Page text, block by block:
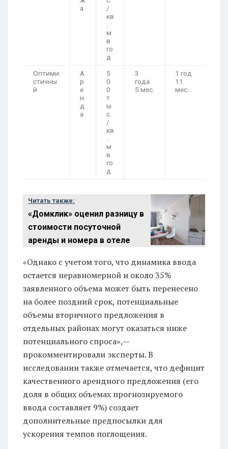
а
/
кв
м
в
го
д
Оптими
стичны
й
А
р
е
н
д
а
5
0
0
т
ы
с.
/
кв
м
в
го
д
3
года
5 мес.
1 год
11
мес.
Читать также:
«Домклик» оценил разницу в
стоимости посуточной
аренды и номера в отеле
«Однако с учетом того, что динамика ввода
остается неравномерной и около 35%
заявленного объема может быть перенесено
на более поздний срок, потенциальные
объемы вторичного предложения в
отдельных районах могут оказаться ниже
потенциального спроса»,—
прокомментировали эксперты. В
исследовании также отмечается, что дефицит
качественного арендного предложения (его
доля в общих объемах прогнозируемого
ввода составляет 9%) создает
дополнительные предпосылки для
ускорения темпов поглощения.